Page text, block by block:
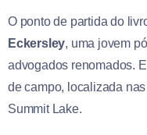
O ponto de partida do
Eckersley, uma jovem
advogados renomados.
de campo, localizada
Summit Lake.